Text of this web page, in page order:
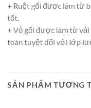
+ Ruột gối được làm từ
tốt.
+ Vỏ gối được làm từ vải
toàn tuyệt đối với lớp
SẢN PHẨM TƯƠNG